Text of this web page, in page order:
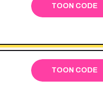
TOON CODE
TOON CODE